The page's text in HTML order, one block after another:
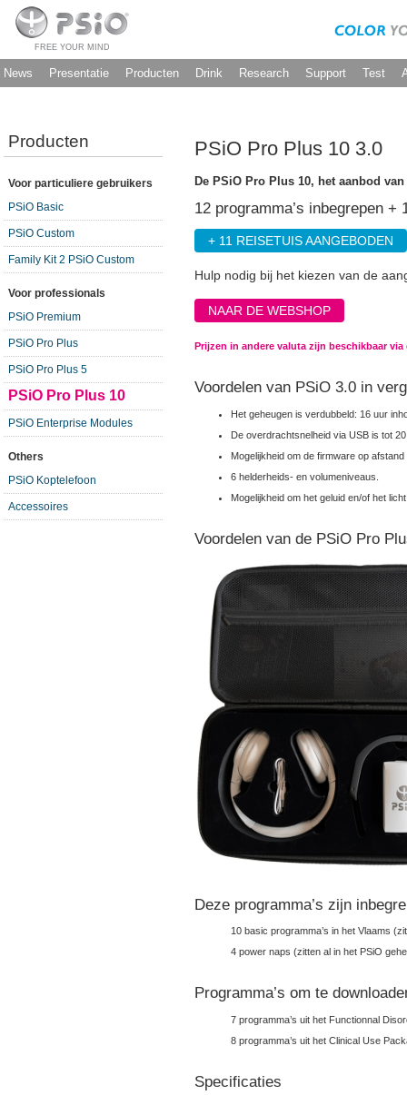
FREE YOUR MIND
News Presentatie Producten Drink Research Support Test
Producten
Voor particuliere gebruikers
PSiO Basic
PSiO Custom
Family Kit 2 PSiO Custom
Voor professionals
PSiO Premium
PSiO Pro Plus
PSiO Pro Plus 5
PSiO Pro Plus 10
PSiO Enterprise Modules
Others
PSiO Koptelefoon
Accessoires
PSiO Pro Plus 10 3.0
De PSiO Pro Plus 10, het aanbod
12 programma’s inbegrepen +
+ 11 REISETUIS AANGEBODEN
Hulp nodig bij het kiezen van de
NAAR DE WEBSHOP
Prijzen in andere valuta zijn beschikbaar
Voordelen van PSiO 3.0 in
Het geheugen is verdubbeld: 16 uur
De overdrachtsnelheid via USB is tot
Mogelijkheid om de firmware op
6 helderheids- en volumeniveaus.
Mogelijkheid om het geluid en/of het
Voordelen van de PSiO Pro
Deze programma’s zijn
10 basic programma’s in het Vlaams
4 power naps (zitten al in het PSiO
Programma’s om te
7 programma’s uit het Functionnal
8 programma’s uit het Clinical Use
Specificaties